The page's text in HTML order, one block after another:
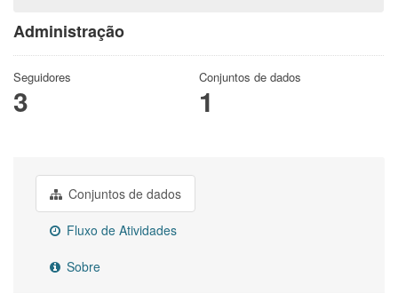
Administração
Seguidores
3
Conjuntos de dados
1
Conjuntos de dados
Fluxo de Atividades
Sobre